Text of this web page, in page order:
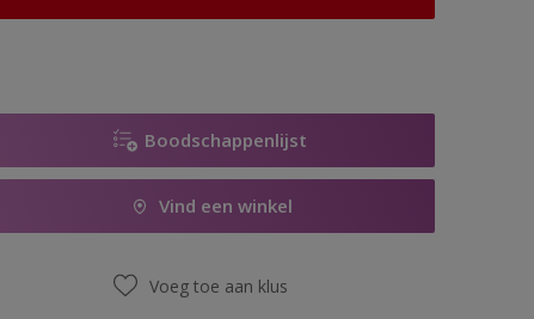
Boodschappenlijst
Vind een winkel
Voeg toe aan klus